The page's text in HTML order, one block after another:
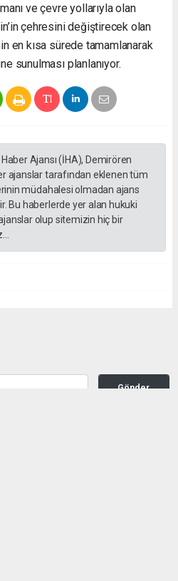
ve çevre yollarıyla olan
çehresini değiştirecek olan
en kısa sürede tamamlanarak
sunulması planlanıyor.
Ajansı (İHA), Demirören
ajanslar tarafından eklenen tüm
müdahalesi olmadan ajans
Bu haberlerde yer alan hukuki
olup sitemizin hiç bir
Gönder